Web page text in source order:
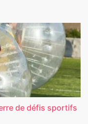
de défis sportifs